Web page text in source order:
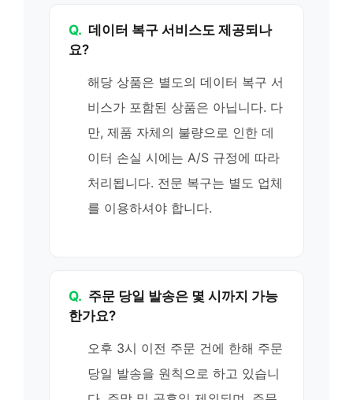
Q. 데이터 복구 서비스도 제공되나
요?
해당 상품은 별도의 데이터 복구 서
비스가 포함된 상품은 아닙니다. 다
만, 제품 자체의 불량으로 인한 데
이터 손실 시에는 A/S 규정에 따라
처리됩니다. 전문 복구는 별도 업체
를 이용하셔야 합니다.
Q. 주문 당일 발송은 몇 시까지 가능
한가요?
오후 3시 이전 주문 건에 한해 주문
당일 발송을 원칙으로 하고 있습니